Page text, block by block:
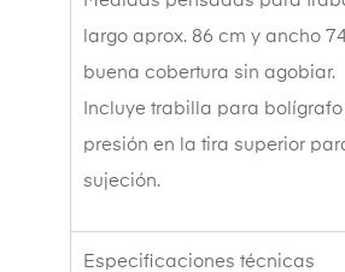
largo aprox. 86 cm y ancho
buena cobertura sin agobiar.
Incluye trabilla para
presión en la tira superior
sujeción.
Especificaciones técnicas